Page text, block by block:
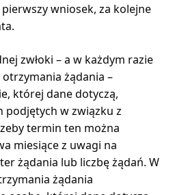
wniosek, za kolejne
zwłoki – a w każdym razie
żądania –
której dane dotyczą,
podjętych w związku z
termin ten można
miesiące z uwagi na
żądania lub liczbę żądań. W
żądania